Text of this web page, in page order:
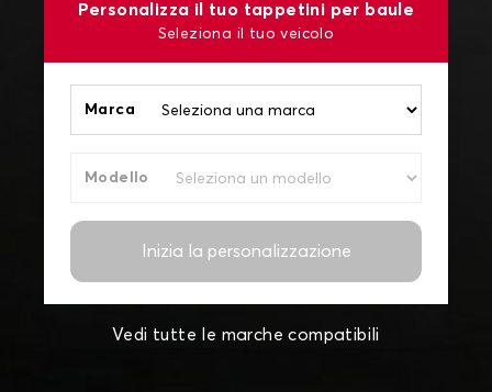
Personalizza il tuo tappetini per baule
Seleziona il tuo veicolo
Marca
Modello
Inizia la personalizzazione
Vedi tutte le marche compatibili